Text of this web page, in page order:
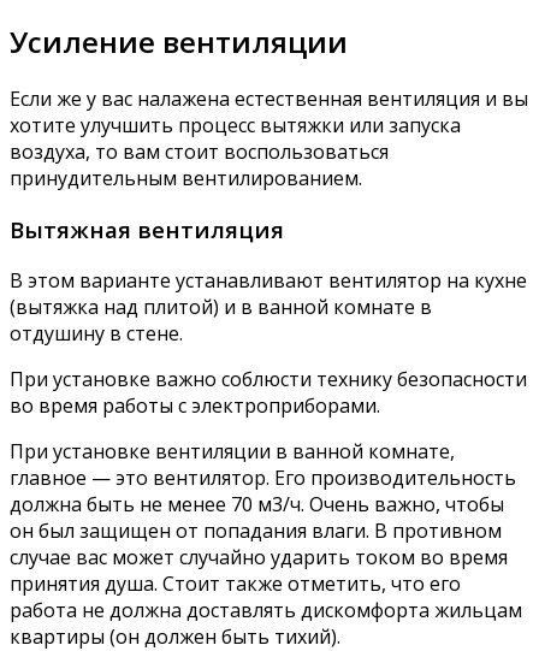
Усиление вентиляции
Если же у вас налажена естественная вентиляция и вы
хотите улучшить процесс вытяжки или запуска
воздуха, то вам стоит воспользоваться
принудительным вентилированием.
Вытяжная вентиляция
В этом варианте устанавливают вентилятор на кухне
(вытяжка над плитой) и в ванной комнате в
отдушину в стене.
При установке важно соблюсти технику безопасности
во время работы с электроприборами.
При установке вентиляции в ванной комнате,
главное — это вентилятор. Его производительность
должна быть не менее 70 м3/ч. Очень важно, чтобы
он был защищен от попадания влаги. В противном
случае вас может случайно ударить током во время
принятия душа. Стоит также отметить, что его
работа не должна доставлять дискомфорта жильцам
квартиры (он должен быть тихий).